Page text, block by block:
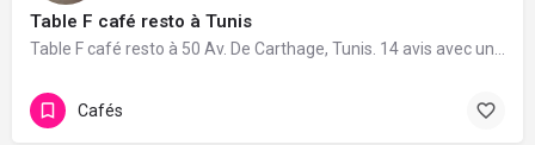
Table F café resto à Tunis
Cafés